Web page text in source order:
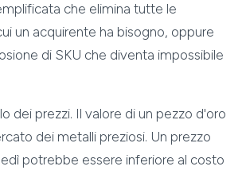
che elimina tutte le
un acquirente ha bisogno, oppure
di SKU che diventa impossibile
dei prezzi. Il valore di un pezzo d'oro
dei metalli preziosi. Un prezzo
potrebbe essere inferiore al costo